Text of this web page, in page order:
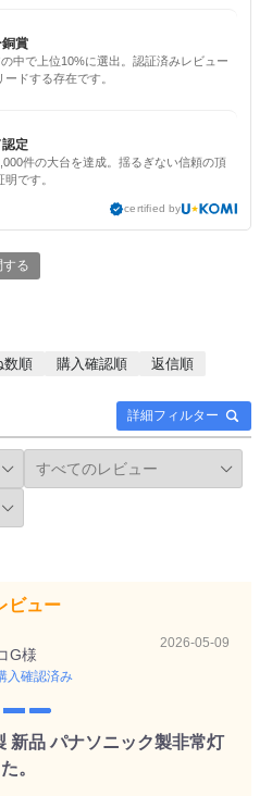
銅賞
中で上位10%に選出。認証済みレビュー
ドする存在です。
定
件の大台を達成。揺るぎない信頼の頂
です。
certified by
る
詳細フィルター
数順 購入確認順
返信順
ビュー
G様
入確認済み
2026-05-09
新品 パナソニック製非常灯
。